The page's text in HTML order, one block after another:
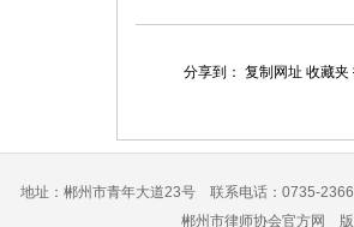
分享到： 复制网址 收藏夹
地址：郴州市青年大道23号 联系电话：0735-
郴州市律师协会官方网